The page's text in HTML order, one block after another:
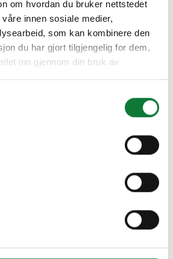
om hvordan du bruker nettstedet
innen sosiale medier,
som kan kombinere den
du har gjort tilgjengelig for dem,
inn gjennom din bruk av